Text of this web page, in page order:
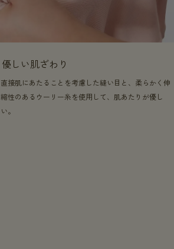
優しい肌ざわり
直接肌にあたることを考慮した縫い目と、柔らかく伸
縮性のあるウーリー糸を使用して、肌あたりが優し
い。